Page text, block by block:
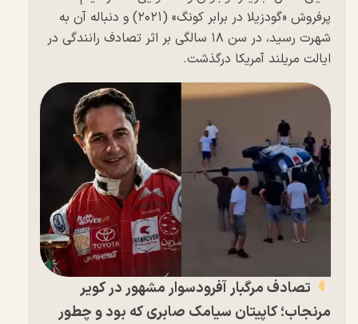
پرفروش «گودزیلا در برابر کونگ» (۲۰۲۱) و دنباله آن به
شهرت رسید، در سن ۱۸ سالگی بر اثر تصادف رانندگی در
ایالت مریلند آمریکا درگذشت.
تصادف مرگبار آفرودسوار مشهور در کویر
مرنجاب؛ کاپیتان سیامک صابری که بود و چطور